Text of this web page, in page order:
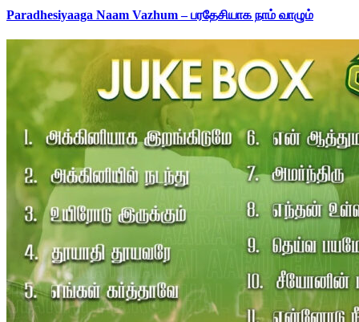
Paradhesiyaaga Naam Vazhum – பரதேசியாக நாம் வாழும்